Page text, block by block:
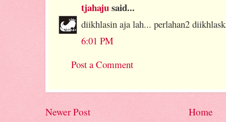
tjahajusaid...
diikhlasin aja lah... perlahan2
6:01 PM
Post a Comment
Newer Post
Home